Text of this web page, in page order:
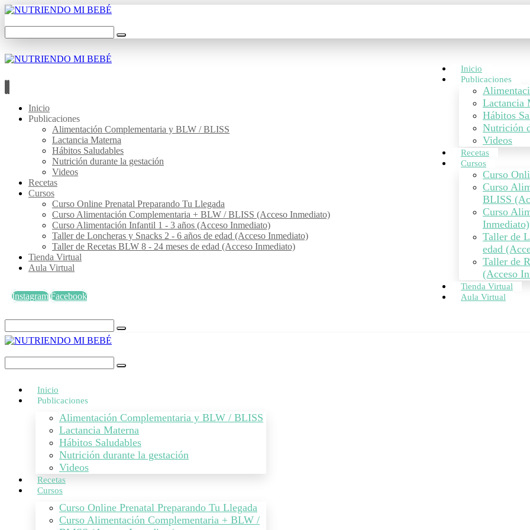
Inicio
Publicaciones
Lactancia
Hábitos
Nutrición
Videos
Recetas
Cursos
Curso
Curso
BLISS
Curso
Inmediato)
Taller de
edad
Taller de
(Acceso
Tienda Virtual
Aula Virtual
Inicio
Publicaciones
Alimentación Complementaria y BLW / BLISS
Lactancia Materna
Hábitos Saludables
Nutrición durante la gestación
Videos
Recetas
Cursos
Curso Online Prenatal Preparando Tu Llegada
Curso Alimentación Complementaria + BLW / BLISS (Acceso Inmediato)
Curso Alimentación Infantil 1 - 3 años (Acceso Inmediato)
Taller de Loncheras y Snacks 2 - 6 años de edad (Acceso Inmediato)
Taller de Recetas BLW 8 - 24 meses de edad (Acceso Inmediato)
Tienda Virtual
Aula Virtual
InstagramFacebook
Inicio
Publicaciones
Alimentación Complementaria y BLW / BLISS
Lactancia Materna
Hábitos Saludables
Nutrición durante la gestación
Videos
Recetas
Cursos
Curso Online Prenatal Preparando Tu Llegada
Curso Alimentación Complementaria + BLW /